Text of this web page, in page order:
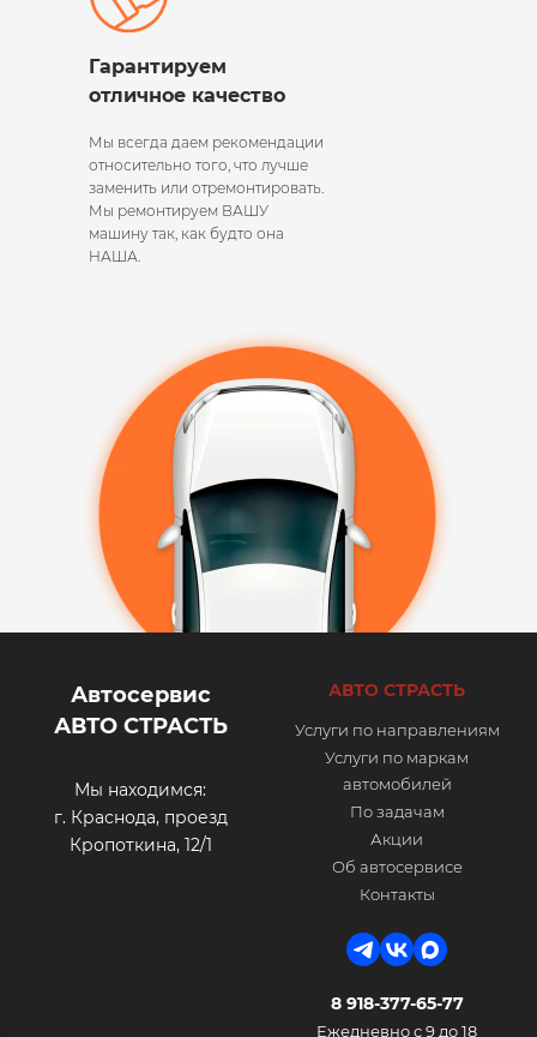
Гарантируем
отличное качество
Мы всегда даем рекомендации
относительно того, что лучше
заменить или отремонтировать.
Мы ремонтируем ВАШУ
машину так, как будто она
НАША.​
Автосервис
АВТО СТРАСТЬ
Мы находимся:
г. Краснода, проезд
Кропоткина, 12/1
АВТО СТРАСТЬ
Услуги по направлениям
Услуги по маркам
автомобилей
По задачам
Акции
Об автосервисе
Контакты
8 918-377-65-77
Ежедневно с 9 до 18